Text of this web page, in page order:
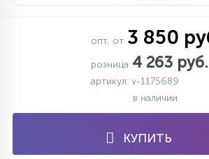
опт, от 3 850
розница 4 263 руб.
артикул: v-1175689
в наличии
КУПИТЬ